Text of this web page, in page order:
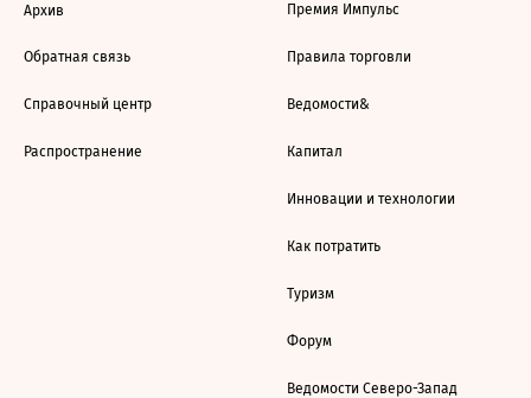
Архив
Обратная связь
Справочный центр
Распространение
Премия Импульс
Правила торговли
Ведомости&
Капитал
Инновации и технологии
Как потратить
Туризм
Форум
Ведомости Северо-Запад